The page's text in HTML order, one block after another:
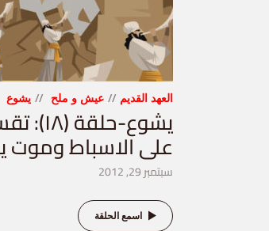
العهد القديم عيش و ملح يشوع
يشوع-
على الاسباط وموت
سبتمبر 29, 2012
اسمع الحلقة